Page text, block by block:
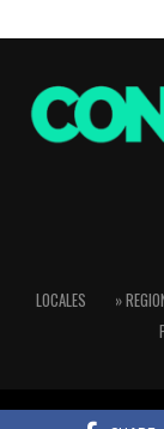
LOCALES »